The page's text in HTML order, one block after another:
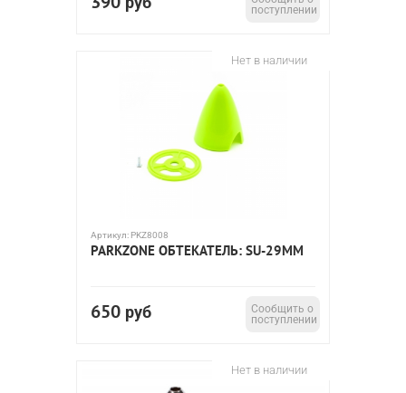
поступлении
Нет в наличии
Артикул: PKZ8008
PARKZONE ОБТЕКАТЕЛЬ: SU-29MM
650 руб
Сообщить о
поступлении
Нет в наличии